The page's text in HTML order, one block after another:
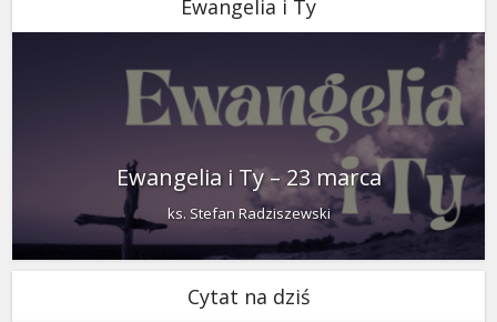
Ewangelia i Ty
Ewangelia i Ty – 23 marca
ks. Stefan Radziszewski
Cytat na dziś